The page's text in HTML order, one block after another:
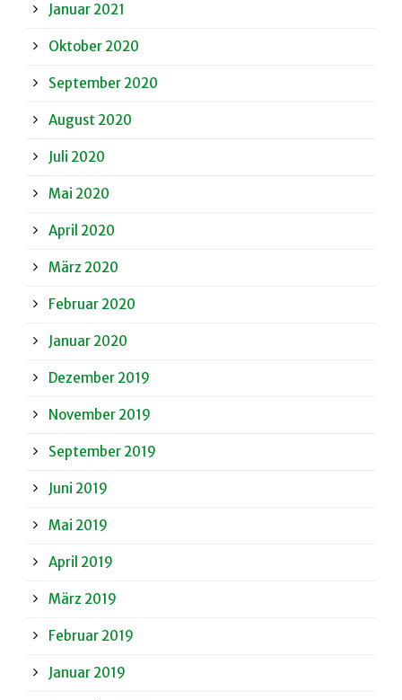
Januar 2021
Oktober 2020
September 2020
August 2020
Juli 2020
Mai 2020
April 2020
März 2020
Februar 2020
Januar 2020
Dezember 2019
November 2019
September 2019
Juni 2019
Mai 2019
April 2019
März 2019
Februar 2019
Januar 2019